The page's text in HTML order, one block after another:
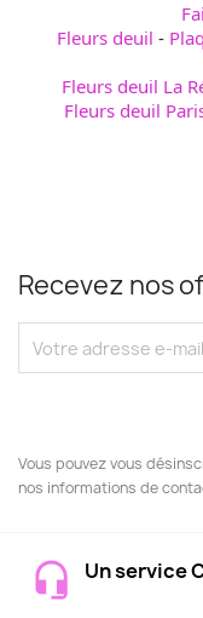
Fleurs deuil -
Fleurs deuil La
Fleurs deuil
Recevez nos
Vous pouvez vous
nos informations de
Un service